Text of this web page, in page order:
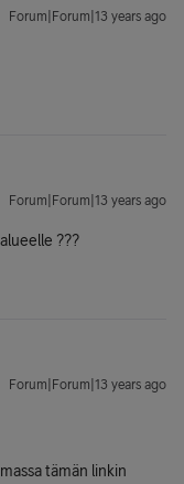
Forum|Forum|13 years ago
Forum|Forum|13 years ago
???
Forum|Forum|13 years ago
tämän linkin